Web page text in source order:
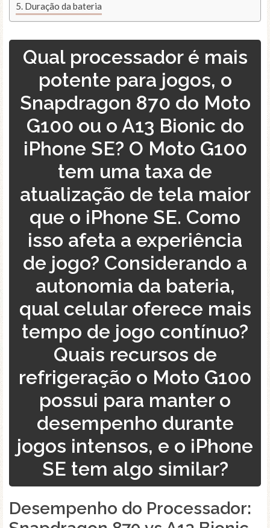
Duração da bateria
Qual processador é mais
potente para jogos, o
Snapdragon 870 do Moto
G100 ou o A13 Bionic do
iPhone SE? O Moto G100
tem uma taxa de
atualização de tela maior
que o iPhone SE. Como
isso afeta a experiência
de jogo? Considerando a
autonomia da bateria,
qual celular oferece mais
tempo de jogo contínuo?
Quais recursos de
refrigeração o Moto G100
possui para manter o
desempenho durante
jogos intensos, e o iPhone
SE tem algo similar?
Desempenho do Processador: